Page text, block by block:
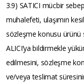
3.9) SATICI mücbir
muhalefeti, ulaşımın
sözleşme konusu ürünü
ALICI’ya bildirmekle
edilmesini, sözleşme
ve/veya teslimat